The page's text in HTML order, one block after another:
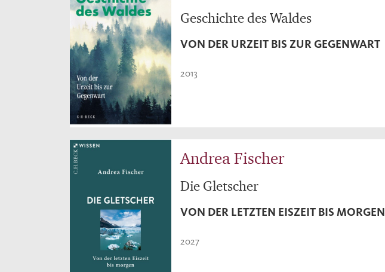
Geschichte des Waldes
VON DER URZEIT BIS ZUR GEGENWART
2013
Andrea Fischer
Die Gletscher
VON DER LETZTEN EISZEIT BIS MORGEN
2027